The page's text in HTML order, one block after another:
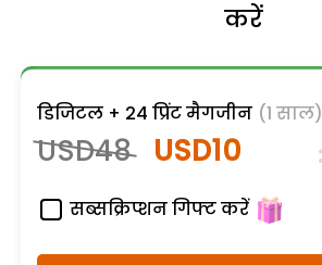
करें
डिजिटल + 24 प्रिंट मैगजीन (1 साल)
USD48 USD10
सब्सक्रिप्शन गिफ्ट करें